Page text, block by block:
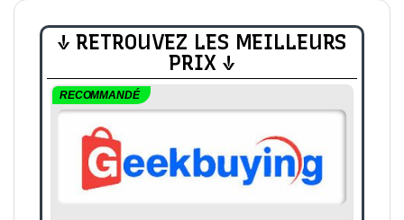
↓ RETROUVEZ LES MEILLEURS
PRIX ↓
RECOMMANDÉ